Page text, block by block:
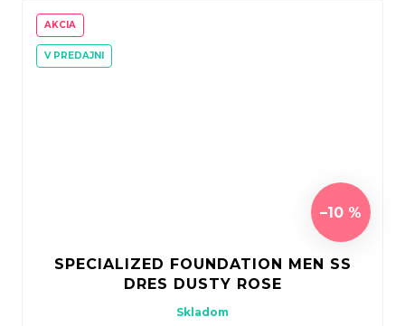
AKCIA
V PREDAJNI
–10 %
SPECIALIZED FOUNDATION MEN SS
DRES DUSTY ROSE
Skladom